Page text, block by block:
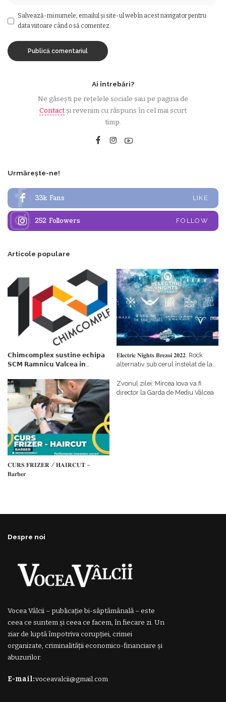
Salvează-mi numele, emailul și site-ul web în acest navigator pentru
data viitoare când o să comentez.
Ai întrebări?
Ne găsești pe rețelele sociale sau pe pagina de
Contactși revenim cu răspuns în cel mai scurt
timp.
Urmărește-ne!
33k Fans LIKE
252 Followers FOLLOW
Articole populare
𝗖𝗵𝗶𝗺𝗰𝗼𝗺𝗽𝗹𝗲𝘅 𝘀𝘂𝘀𝘁𝗶𝗻𝗲 𝗲𝗰𝗵𝗶𝗽𝗮
𝗦𝗖𝗠 𝗥𝗮𝗺𝗻𝗶𝗰𝘂 𝗩𝗮𝗹𝗰𝗲𝗮 𝗶𝗻
𝗳𝗶𝗻𝗮𝗻𝘁𝗮𝘁𝗼𝗿
𝐄𝐥𝐞𝐜𝐭𝐫𝐢𝐜 𝐍𝐢𝐠𝐡𝐭𝐬 𝐁𝐫𝐞𝐳𝐨𝐢 𝟐𝟎𝟐𝟐. Rock
alternativ sub cerul înstelat de la
𝐂𝐔𝐑𝐒 𝐅𝐑𝐈𝐙𝐄𝐑 / 𝐇𝐀𝐈𝐑𝐂𝐔𝐓 –
𝐁𝐚𝐫𝐛𝐞𝐫
Zvonul zilei: Mircea Iova va fi
director la Garda de Mediu Vâlcea
Despre noi
Vocea Vâlcii – publicație bi-săptămânală – este
ceea ce suntem și ceea ce facem, în fiecare zi. Un
ziar de luptă împotriva corupției, crimei
organizate, criminalității economico-financiare și
abuzurilor.
E-mail:voceavalcii@gmail.com